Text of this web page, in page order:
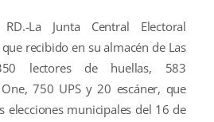
RD.-La Junta Central Electoral
recibido en su almacén de Las
lectores de huellas, 583
750 UPS y 20 escáner, que
elecciones municipales del 16 de